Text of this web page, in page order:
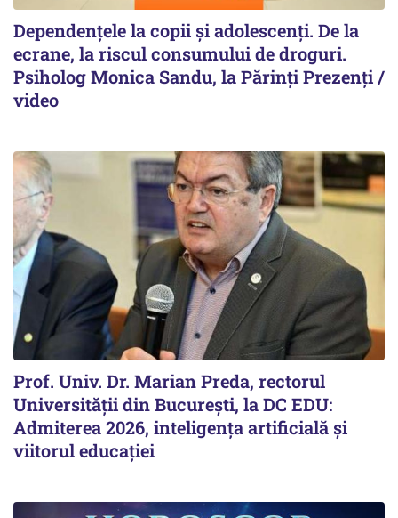
Dependențele la copii și adolescenți. De la
ecrane, la riscul consumului de droguri.
Psiholog Monica Sandu, la Părinți Prezenți /
video
Prof. Univ. Dr. Marian Preda, rectorul
Universității din București, la DC EDU:
Admiterea 2026, inteligența artificială și
viitorul educației